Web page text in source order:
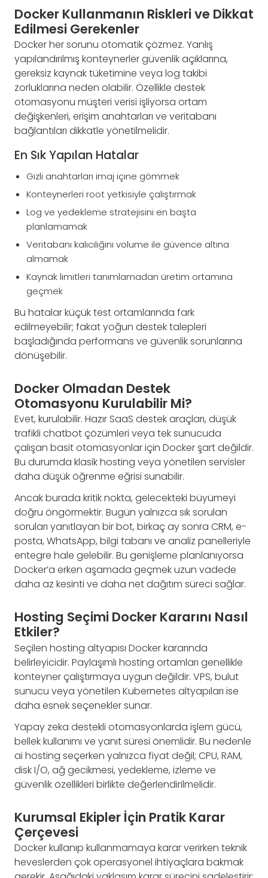
Docker Kullanmanın Riskleri ve Dikkat
Edilmesi Gerekenler
Docker her sorunu otomatik çözmez. Yanlış
yapılandırılmış konteynerler güvenlik açıklarına,
gereksiz kaynak tüketimine veya log takibi
zorluklarına neden olabilir. Özellikle destek
otomasyonu müşteri verisi işliyorsa ortam
değişkenleri, erişim anahtarları ve veritabanı
bağlantıları dikkatle yönetilmelidir.
En Sık Yapılan Hatalar
Gizli anahtarları imaj içine gömmek
Konteynerleri root yetkisiyle çalıştırmak
Log ve yedekleme stratejisini en başta
planlamamak
Veritabanı kalıcılığını volume ile güvence altına
almamak
Kaynak limitleri tanımlamadan üretim ortamına
geçmek
Bu hatalar küçük test ortamlarında fark
edilmeyebilir; fakat yoğun destek talepleri
başladığında performans ve güvenlik sorunlarına
dönüşebilir.
Docker Olmadan Destek
Otomasyonu Kurulabilir Mi?
Evet, kurulabilir. Hazır SaaS destek araçları, düşük
trafikli chatbot çözümleri veya tek sunucuda
çalışan basit otomasyonlar için Docker şart değildir.
Bu durumda klasik hosting veya yönetilen servisler
daha düşük öğrenme eğrisi sunabilir.
Ancak burada kritik nokta, gelecekteki büyümeyi
doğru öngörmektir. Bugün yalnızca sık sorulan
soruları yanıtlayan bir bot, birkaç ay sonra CRM, e-
posta, WhatsApp, bilgi tabanı ve analiz panelleriyle
entegre hale gelebilir. Bu genişleme planlanıyorsa
Docker’a erken aşamada geçmek uzun vadede
daha az kesinti ve daha net dağıtım süreci sağlar.
Hosting Seçimi Docker Kararını Nasıl
Etkiler?
Seçilen hosting altyapısı Docker kararında
belirleyicidir. Paylaşımlı hosting ortamları genellikle
konteyner çalıştırmaya uygun değildir. VPS, bulut
sunucu veya yönetilen Kubernetes altyapıları ise
daha esnek seçenekler sunar.
Yapay zeka destekli otomasyonlarda işlem gücü,
bellek kullanımı ve yanıt süresi önemlidir. Bu nedenle
ai hosting seçerken yalnızca fiyat değil; CPU, RAM,
disk I/O, ağ gecikmesi, yedekleme, izleme ve
güvenlik özellikleri birlikte değerlendirilmelidir.
Kurumsal Ekipler İçin Pratik Karar
Çerçevesi
Docker kullanıp kullanmamaya karar verirken teknik
heveslerden çok operasyonel ihtiyaçlara bakmak